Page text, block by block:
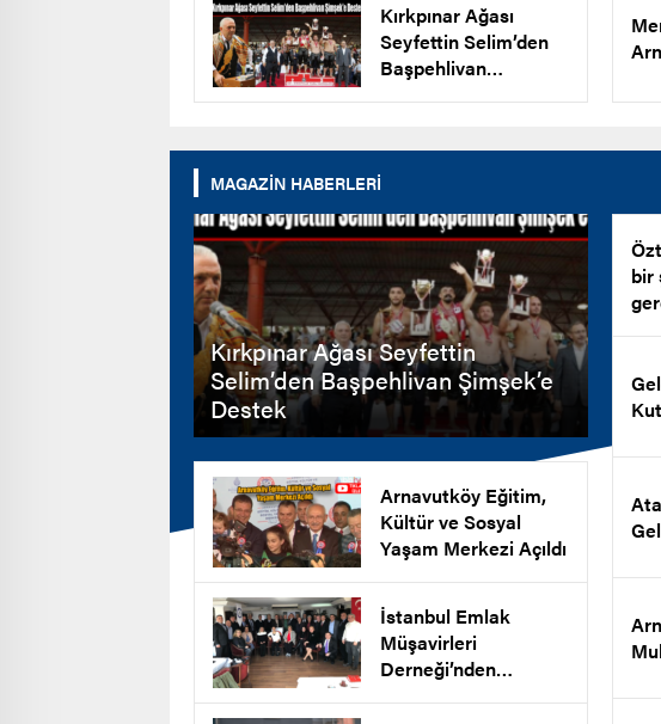
Kırkpınar Ağası
Seyfettin Selim’den
Başpehlivan
MAGAZİN HABERLERİ
Kırkpınar Ağası Seyfettin
Selim’den Başpehlivan Şimşek’e
Destek
Arnavutköy Eğitim,
Kültür ve Sosyal
Yaşam Merkezi Açıldı
İstanbul Emlak
Müşavirleri
Derneği’nden
bir